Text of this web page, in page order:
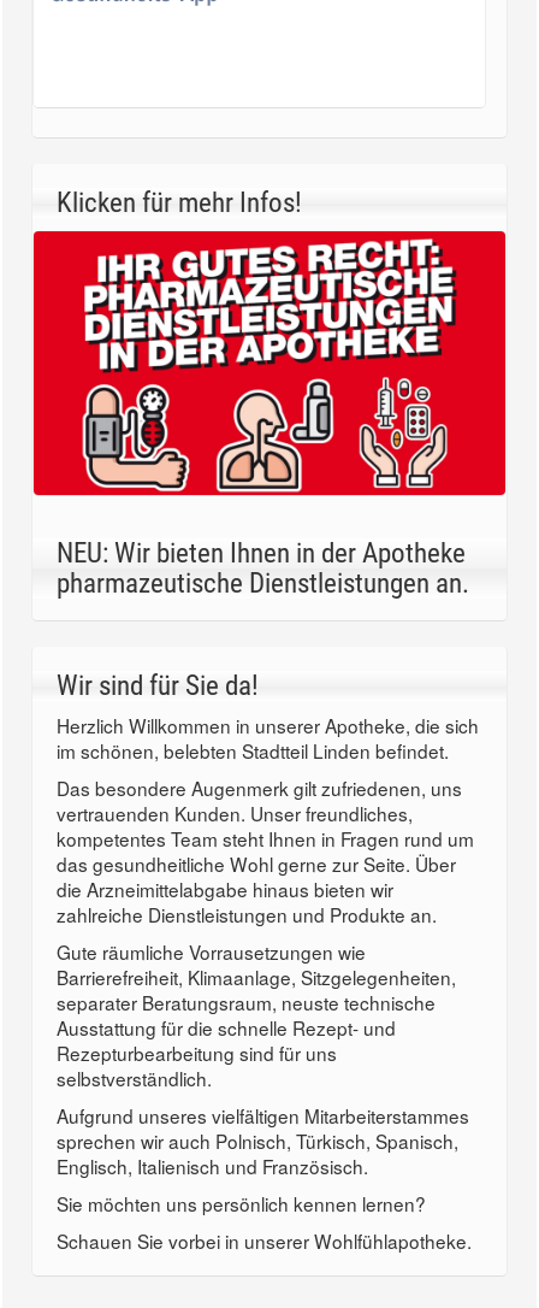
Klicken für mehr Infos!
NEU: Wir bieten Ihnen in der Apotheke
pharmazeutische Dienstleistungen an.
Wir sind für Sie da!
Herzlich Willkommen in unserer Apotheke, die sich
im schönen, belebten Stadtteil Linden befindet.
Das besondere Augenmerk gilt zufriedenen, uns
vertrauenden Kunden. Unser freundliches,
kompetentes Team steht Ihnen in Fragen rund um
das gesundheitliche Wohl gerne zur Seite. Über
die Arzneimittelabgabe hinaus bieten wir
zahlreiche Dienstleistungen und Produkte an.
Gute räumliche Vorrausetzungen wie
Barrierefreiheit, Klimaanlage, Sitzgelegenheiten,
separater Beratungsraum, neuste technische
Ausstattung für die schnelle Rezept- und
Rezepturbearbeitung sind für uns
selbstverständlich.
Aufgrund unseres vielfältigen Mitarbeiterstammes
sprechen wir auch Polnisch, Türkisch, Spanisch,
Englisch, Italienisch und Französisch.
Sie möchten uns persönlich kennen lernen?
Schauen Sie vorbei in unserer Wohlfühlapotheke.